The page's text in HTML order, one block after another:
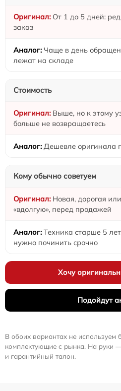
От 1 до 5 дней:
заказ
Чаще в день
лежат на складе
Стоимость
Выше, но к этому
больше не возвращаетесь
Дешевле оригинала
Кому обычно советуем
Новая, дорогая
«вдолгую», перед продажей
Техника старше 5
нужно починить срочно
Хочу
Подойдут
В обоих вариантах не используем
комплектующие с рынка. На руки
и гарантийный талон.